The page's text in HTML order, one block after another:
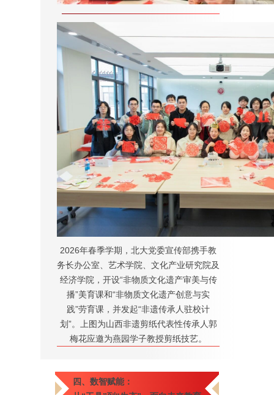
2026年春季学期，北大党委宣传部携手教
务长办公室、艺术学院、文化产业研究院及
经济学院，开设“非物质文化遗产审美与传
播”美育课和“非物质文化遗产创意与实
践”劳育课，并发起“非遗传承人驻校计
划”。上图为山西非遗剪纸代表性传承人郭
梅花应邀为燕园学子教授剪纸技艺。
四、数智赋能：